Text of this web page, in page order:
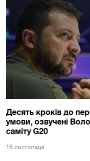
Десять кроків до
умови, озвучені
саміту G20
16 листопада